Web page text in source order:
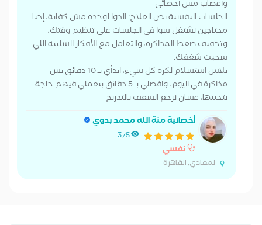
وأعصاب مش أخصائي
الجلسات النفسية نص العلاج: الدوا لوحده مش كفاية، إحنا
محتاجين نشتغل سوا في الجلسات على تنظيم وقتك،
وتخفيف ضغط المذاكرة، والتعامل مع الأفكار السلبية اللي
سحبت شغفك.
بلاش استسلام لكره كل شيء، ابدأي بـ 10 دقائق بس
مذاكرة في اليوم، وافصلي بـ 5 دقائق بتعملي فيهم حاجة
بتحبيها، عشان نرجع الشغف بالتدريج
أخصائية منة الله محمد بدوي
375
نفسي
المعادي, القاهرة